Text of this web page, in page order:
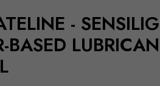
-
BASED